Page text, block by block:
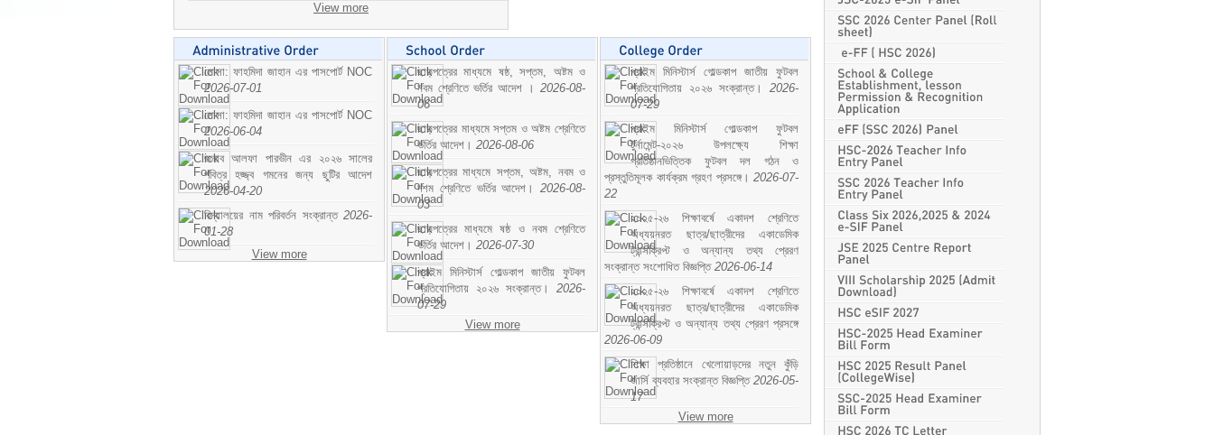
View more
মোসা: ফাহমিদা জাহান এর পাসপোর্ট NOC
2026-07-01
মোসা: ফাহমিদা জাহান এর পাসপোর্ট NOC
2026-06-04
জনাব আলফা পারভীন এর ২০২৬ সালের
পবিত্র হজ্জ্ব গমনের জন্য ছুটির আদেশ
2026-04-20
বিদ্যালয়ের নাম পরিবর্তন সংক্রান্ত 2026-
01-28
View more
ছাড়পত্রের মাধ্যমে ষষ্ঠ, সপ্তম, অষ্টম ও
নবম শ্রেণিতে ভর্তির আদেশ । 2026-08-
06
ছাড়পত্রের মাধ্যমে সপ্তম ও অষ্টম শ্রেণিতে
ভর্তির আদেশ। 2026-08-06
ছাড়পত্রের মাধ্যমে সপ্তম, অষ্টম, নবম ও
দশম শ্রেণিতে ভর্তির আদেশ। 2026-08-
03
ছাড়পত্রের মাধ্যমে ষষ্ঠ ও নবম শ্রেণিতে
ভর্তির আদেশ। 2026-07-30
প্রাইম মিনিস্টার্স গোল্ডকাপ জাতীয় ফুটবল
প্রতিযোগিতায় ২০২৬ সংক্রান্ত। 2026-
07-29
View more
প্রাইম মিনিস্টার্স গোল্ডকাপ জাতীয় ফুটবল
প্রতিযোগিতায় ২০২৬ সংক্রান্ত। 2026-
07-29
প্রাইম মিনিস্টার্স গোল্ডকাপ ফুটবল
টুর্নামেন্ট-২০২৬ উপলক্ষ্যে শিক্ষা
প্রতিষ্ঠানভিত্তিক ফুটবল দল গঠন ও
প্রস্তুতিমূলক কার্যক্রম গ্রহণ প্রসঙ্গে। 2026-07-
22
২০২৫-২৬ শিক্ষাবর্ষে একাদশ শ্রেণিতে
অধ্যয়নরত ছাত্র/ছাত্রীদের একাডেমিক
ট্রান্সক্রিপ্ট ও অন্যান্য তথ্য প্রেরণ
সংক্রান্ত সংশোধিত বিজ্ঞপ্তি 2026-06-14
২০২৫-২৬ শিক্ষাবর্ষে একাদশ শ্রেণিতে
অধ্যয়নরত ছাত্র/ছাত্রীদের একাডেমিক
ট্রান্সক্রিপ্ট ও অন্যান্য তথ্য প্রেরণ প্রসঙ্গে
2026-06-09
শিক্ষা প্রতিষ্ঠানে খেলোয়াড়দের নতুন কুঁড়ি
জার্সি ব্যবহার সংক্রান্ত বিজ্ঞপ্তি 2026-05-
17
View more